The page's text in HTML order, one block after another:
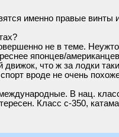
именно правые винты
не в теме.
японцев/
что ж за лодки
вроде не очень
В нац.
Класс с-350,